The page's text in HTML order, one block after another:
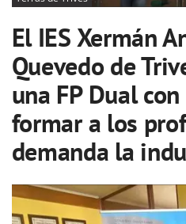
El IES Xermán
Quevedo de
una FP Dual con
formar a los
demanda la